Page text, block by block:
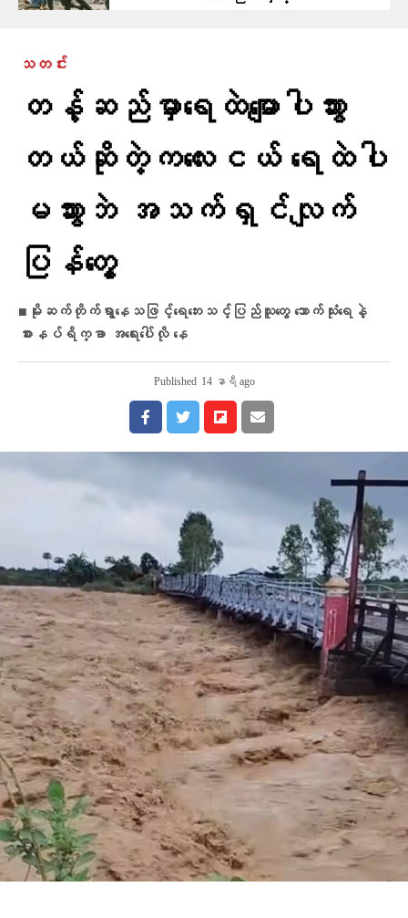
သတင်း
တန့်ဆည်မှာ​ရေထဲ​မျောပါသွား
တယ်ဆိုတဲ့ကလေးငယ် ရေထဲပါ
မသွားဘဲ အသက်ရှင်လျက်
ပြန်​တွေ့
■မိုးဆက်တိုက်ရွာနေသဖြင့်​​ရေ​ဘေးသင့်ပြည်သူ​တွေ သောက်သုံးရေနဲ့
စားနပ်ရိက္ခာ အရေးပေါ်လို နေ
Published 14 နာရီ ago